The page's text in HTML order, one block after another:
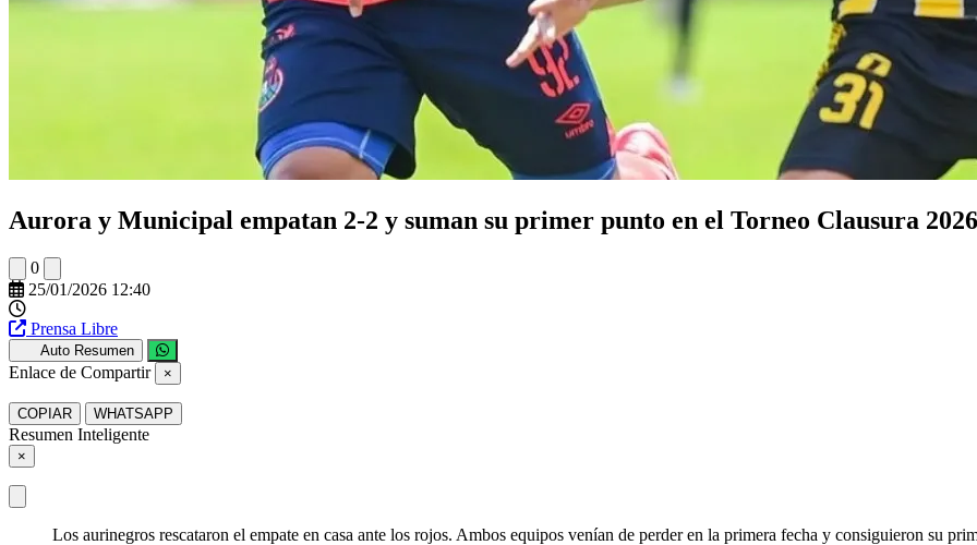
Aurora y Municipal empatan 2-2 y suman su primer punto en el Torneo Clausura 2026
0
25/01/2026 12:40
Prensa Libre
Auto Resumen
Enlace de Compartir ×
COPIAR WHATSAPP
Resumen Inteligente
×
Los aurinegros rescataron el empate en casa ante los rojos. Ambos equipos venían de perder en la primera fecha y consiguieron su